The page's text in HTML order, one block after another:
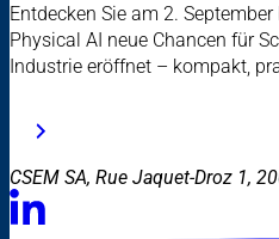
Entdecken Sie am 2.
Physical AI neue Chancen für
Industrie eröffnet – kompakt,
CSEM SA, Rue Jaquet-Droz 1,